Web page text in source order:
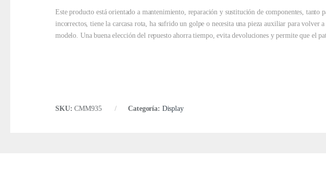
Este producto está orientado a mantenimiento, reparación y sustitución de componentes,
incorrectos, tiene la carcasa rota, ha sufrido un golpe o necesita una pieza auxiliar para volver
modelo. Una buena elección del repuesto ahorra tiempo, evita devoluciones y permite que el
SKU:CMM935 Categoría: Display